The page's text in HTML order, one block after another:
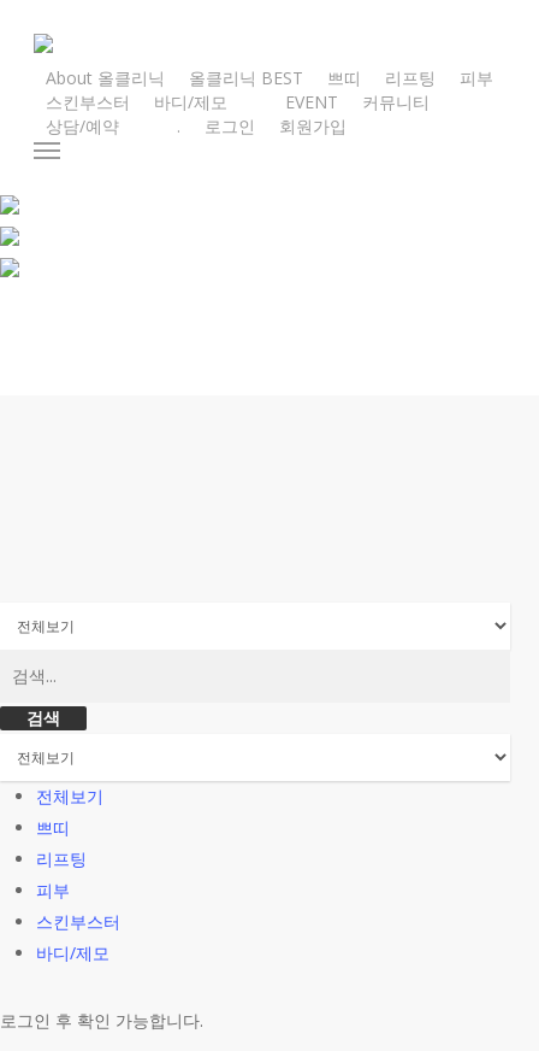
content
About 올클리닉 올클리닉 BEST 쁘띠 리프팅
피부
스킨부스터
바디/제모 EVENT
커뮤니티
상담/예약
. 로그인 회원가입
Menu
검색
전체보기
쁘띠
리프팅
피부
스킨부스터
바디/제모
로그인 후 확인 가능합니다.